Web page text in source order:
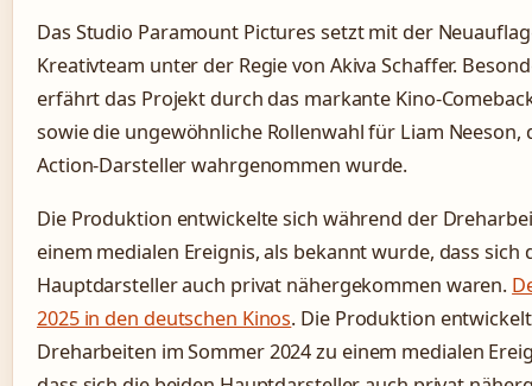
Das Studio Paramount Pictures setzt mit der
Kreativteam unter der Regie von Akiva Schaffer.
erfährt das Projekt durch das markante Kino-
sowie die ungewöhnliche Rollenwahl für Liam Neeson,
Action-Darsteller wahrgenommen wurde.
Die Produktion entwickelte sich während der
einem medialen Ereignis, als bekannt wurde, dass sich
Hauptdarsteller auch privat nähergekommen waren.
2025 in den deutschen Kinos. Die Produktion
Dreharbeiten im Sommer 2024 zu einem medialen